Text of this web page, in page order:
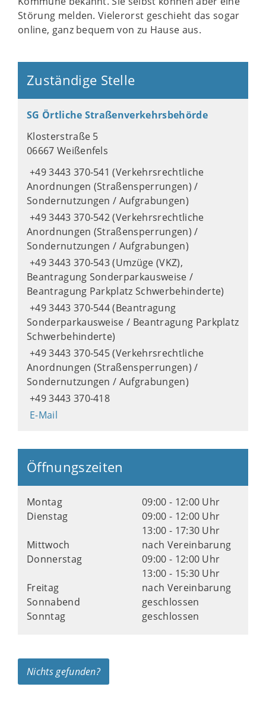
Störung melden. Vielerorst geschieht das sogar
online, ganz bequem von zu Hause aus.
Zuständige Stelle
SG Örtliche Straßenverkehrsbehörde
Klosterstraße 5
06667 Weißenfels
+49 3443 370-541 (Verkehrsrechtliche
Anordnungen (Straßensperrungen) /
Sondernutzungen / Aufgrabungen)
+49 3443 370-542 (Verkehrsrechtliche
Anordnungen (Straßensperrungen) /
Sondernutzungen / Aufgrabungen)
+49 3443 370-543 (Umzüge (VKZ),
Beantragung Sonderparkausweise /
Beantragung Parkplatz Schwerbehinderte)
+49 3443 370-544 (Beantragung
Sonderparkausweise / Beantragung Parkplatz
Schwerbehinderte)
+49 3443 370-545 (Verkehrsrechtliche
Anordnungen (Straßensperrungen) /
Sondernutzungen / Aufgrabungen)
+49 3443 370-418
E-Mail
Öffnungszeiten
Montag
09:00 - 12:00 Uhr
Dienstag
09:00 - 12:00 Uhr
13:00 - 17:30 Uhr
Mittwoch
nach Vereinbarung
Donnerstag
09:00 - 12:00 Uhr
13:00 - 15:30 Uhr
Freitag
nach Vereinbarung
Sonnabend
geschlossen
Sonntag
geschlossen
Nichts gefunden?